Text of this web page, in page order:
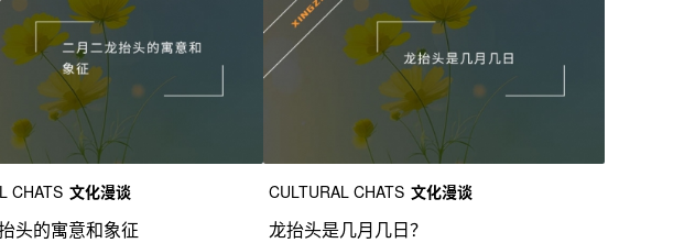
CHATS 文化漫谈
头的寓意和象征
CULTURAL CHATS 文化漫谈
龙抬头是几月几日？